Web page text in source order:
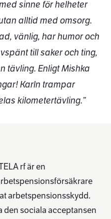
sinne för helheter
alltid med omsorg.
vänlig, har humor och
till saker och ting,
tävling. Enligt Mishka
Karln trampar
kilometertävling.”
rf är en
arbetspensionsskydd.
den sociala acceptansen